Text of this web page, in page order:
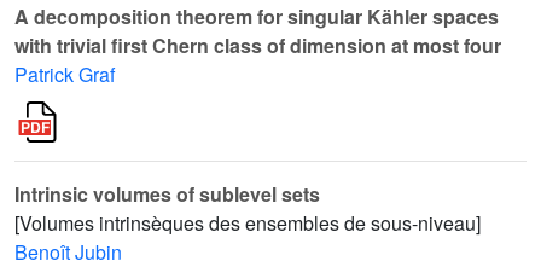
A decomposition theorem for singular Kähler spaces
with trivial first Chern class of dimension at most four
Patrick Graf
Intrinsic volumes of sublevel sets
[Volumes intrinsèques des ensembles de sous-niveau]
Benoît Jubin